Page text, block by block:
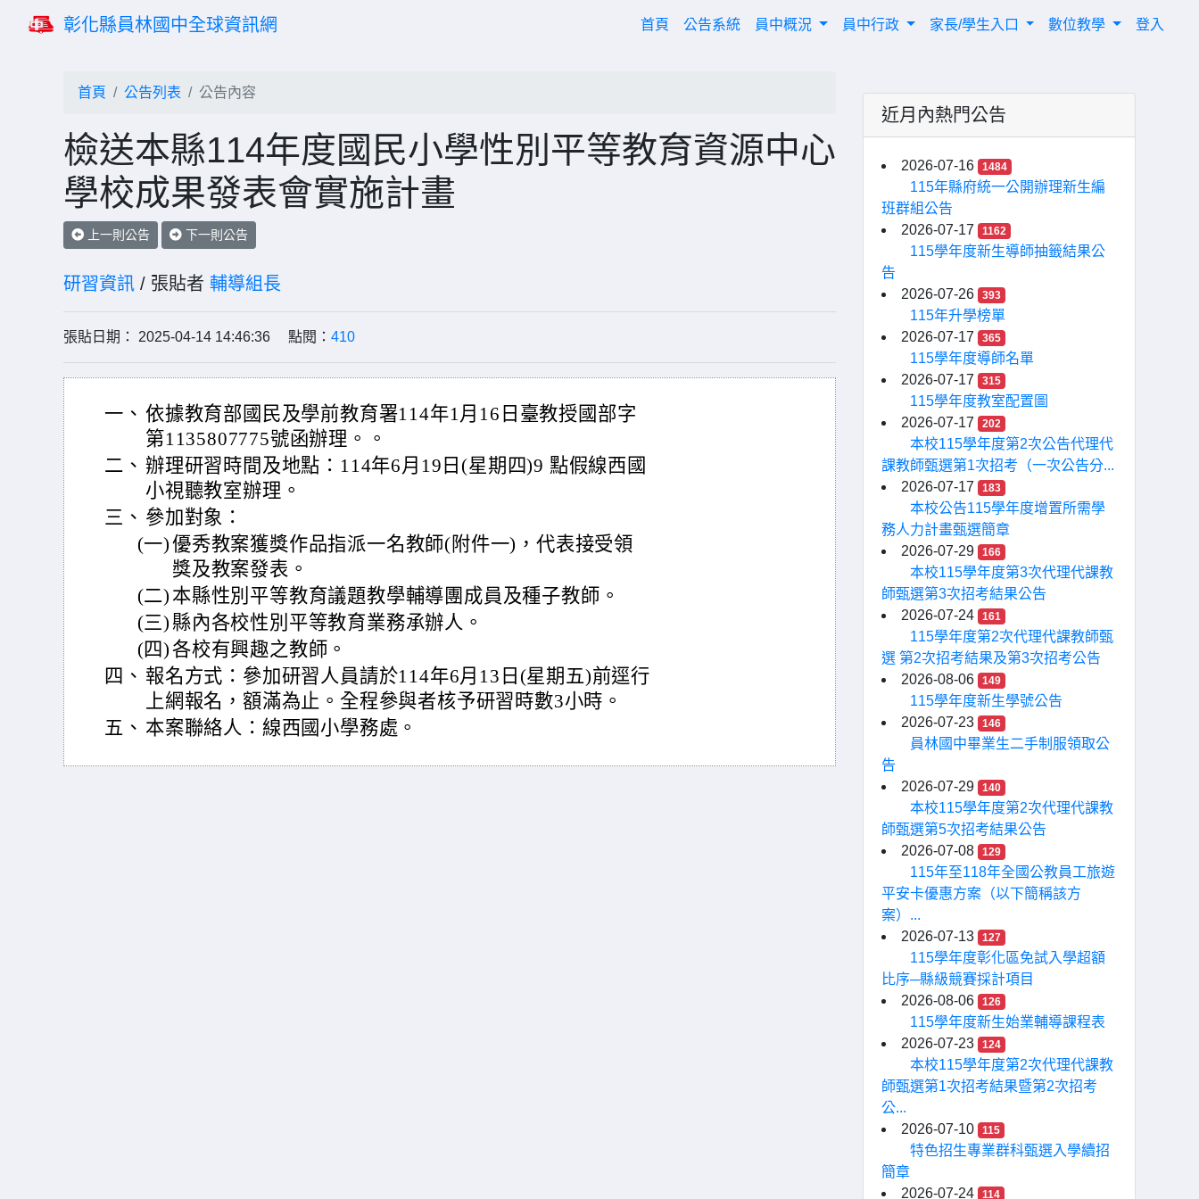
彰化縣員林國中全球資訊網 首頁 (current)
公告系統 員中概況 員中行政 家長/學生入口 數位教學 登入
首頁 公告列表 公告內容
檢送本縣114年度國民小學性別平等教育資源中心
學校成果發表會實施計畫
上一則公告 下一則公告
研習資訊 / 張貼者 輔導組長
張貼日期： 2025-04-14 14:46:36 點閱： 410
一、 依據教育部國民及學前教育署114年1月16日臺教授國部字
第1135807775號函辦理。。
二、 辦理研習時間及地點：114年6月19日(星期四)9 點假線西國
小視聽教室辦理。
三、 參加對象：
(一)優秀教案獲獎作品指派一名教師(附件一)，代表接受領
獎及教案發表。
(二) 本縣性別平等教育議題教學輔導團成員及種子教師。
(三) 縣內各校性別平等教育業務承辦人。
(四)各校有興趣之教師。
四、 報名方式：參加研習人員請於114年6月13日(星期五)前逕行
上網報名，額滿為止。全程參與者核予研習時數3小時。
五、 本案聯絡人：線西國小學務處。
近月內熱門公告
2026-07-16 1484
115年縣府統一公開辦理新生編
班群組公告
2026-07-17
1162
115學年度新生導師抽籤結果公
告
2026-07-26
393
115年升學榜單
2026-07-17
365
115學年度導師名單
2026-07-17
315
115學年度教室配置圖
2026-07-17
202
本校115學年度第2次公告代理代
課教師甄選第1次招考（一次公告分...
2026-07-17
183
本校公告115學年度增置所需學
務人力計畫甄選簡章
2026-07-29
166
本校115學年度第3次代理代課教
師甄選第3次招考結果公告
2026-07-24
161
115學年度第2次代理代課教師甄
選 第2次招考結果及第3次招考公告
2026-08-06
149
115學年度新生學號公告
2026-07-23
146
員林國中畢業生二手制服領取公
告
2026-07-29
140
本校115學年度第2次代理代課教
師甄選第5次招考結果公告
2026-07-08
129
115年至118年全國公教員工旅遊
平安卡優惠方案（以下簡稱該方
案）...
2026-07-13
127
115學年度彰化區免試入學超額
比序─縣級競賽採計項目
2026-08-06
126
115學年度新生始業輔導課程表
2026-07-23
124
本校115學年度第2次代理代課教
師甄選第1次招考結果暨第2次招考
公...
2026-07-10
115
特色招生專業群科甄選入學續招
簡章
2026-07-24
114